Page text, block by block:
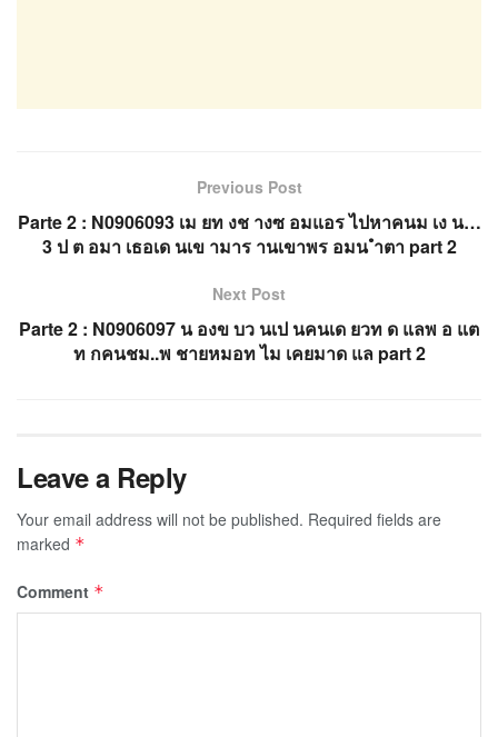
Previous Post
Parte 2 : N0906093 เม ยท งช างซ อมแอร ไปหาคนม เง น…
3 ป ต อมา เธอเด นเข ามาร านเขาพร อมน ำตา part 2
Next Post
Parte 2 : N0906097 น องข บว นเป นคนเด ยวท ด แลพ อ แต
ท กคนชม..พ ชายหมอท ไม เคยมาด แล part 2
Leave a Reply
Your email address will not be published. Required fields are
marked *
Comment *